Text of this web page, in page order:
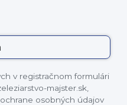
v registračnom formulári
majster.sk,
osobných údajov